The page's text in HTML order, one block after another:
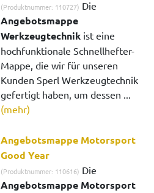
(Produktnummer: 110727) Die
Angebotsmappe
Werkzeugtechnik ist eine
hochfunktionale Schnellhefter-
Mappe, die wir für unseren
Kunden Sperl Werkzeugtechnik
gefertigt haben, um dessen ...
(mehr)
Angebotsmappe Motorsport
Good Year
(Produktnummer: 110616) Die
Angebotsmappe Motorsport